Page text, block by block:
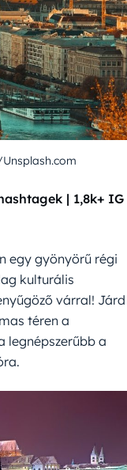
| 1,8k+ IG
egy gyönyörű régi
kulturális
várral! Járd
téren a
legnépszerűbb a